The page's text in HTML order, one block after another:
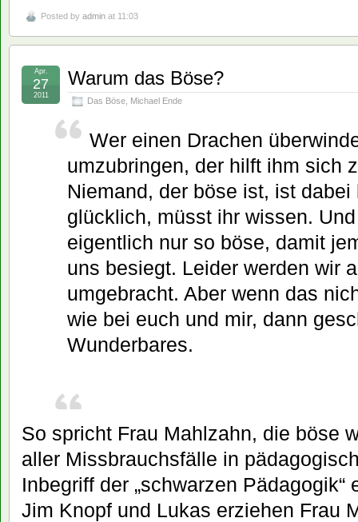
Posted by admin at 11:03
Warum das Böse?
Das Böse Michael Ende
Apr.
27
2011
Wer einen Drachen
umzubringen, der hilft ihm sich
Niemand, der böse ist, ist dabei
glücklich, müsst ihr wissen.
eigentlich nur so böse, damit
uns besiegt. Leider werden wir
umgebracht. Aber wenn das
wie bei euch und mir, dann
Wunderbares.
So spricht Frau Mahlzahn, die böse
aller Missbrauchsfälle in
Inbegriff der „schwarzen Pädagogik“
Jim Knopf und Lukas erziehen Frau